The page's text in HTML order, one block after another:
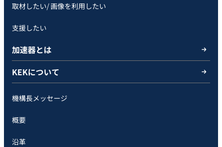
取材したい/ 画像を利用したい
支援したい
加速器とは
KEKについて
機構長メッセージ
概要
沿革